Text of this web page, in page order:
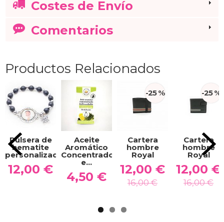
Costes de Envío
Comentarios
Productos Relacionados
Pulsera de
hematite
personalizada...
12,00 €
Aceite
Aromático
Concentrado
e...
4,50 €
-25 %
Cartera
hombre
Royal
12,00 €
16,00 €
-25 %
Cartera
hombre
Royal
12,00 €
16,00 €